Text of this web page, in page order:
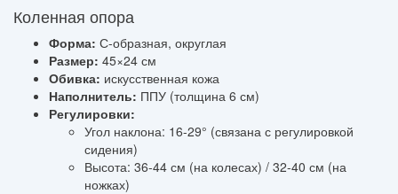
Коленная опора
Форма: С-образная, округлая
Размер: 45×24 см
Обивка: искусственная кожа
Наполнитель: ППУ (толщина 6 см)
Регулировки:
Угол наклона: 16-29° (связана с регулировкой
сидения)
Высота: 36-44 см (на колесах) / 32-40 см (на
ножках)